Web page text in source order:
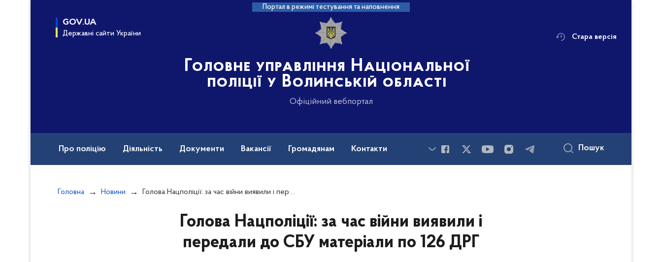
Портал в режимі тестування та наповнення
GOV.UA
Державні сайти України
Головне управління Національної
поліції у Волинській області
Офіційний вебпортал
Стара версія
Про поліцію Діяльність Документи Вакансії Громадянам Контакти Пошук
Головна Новини Голова Нацполіції: за час війни виявили і передали до СБУ матеріали по 126 ДРГ
Голова Нацполіції: за час війни виявили і
передали до СБУ матеріали по 126 ДРГ